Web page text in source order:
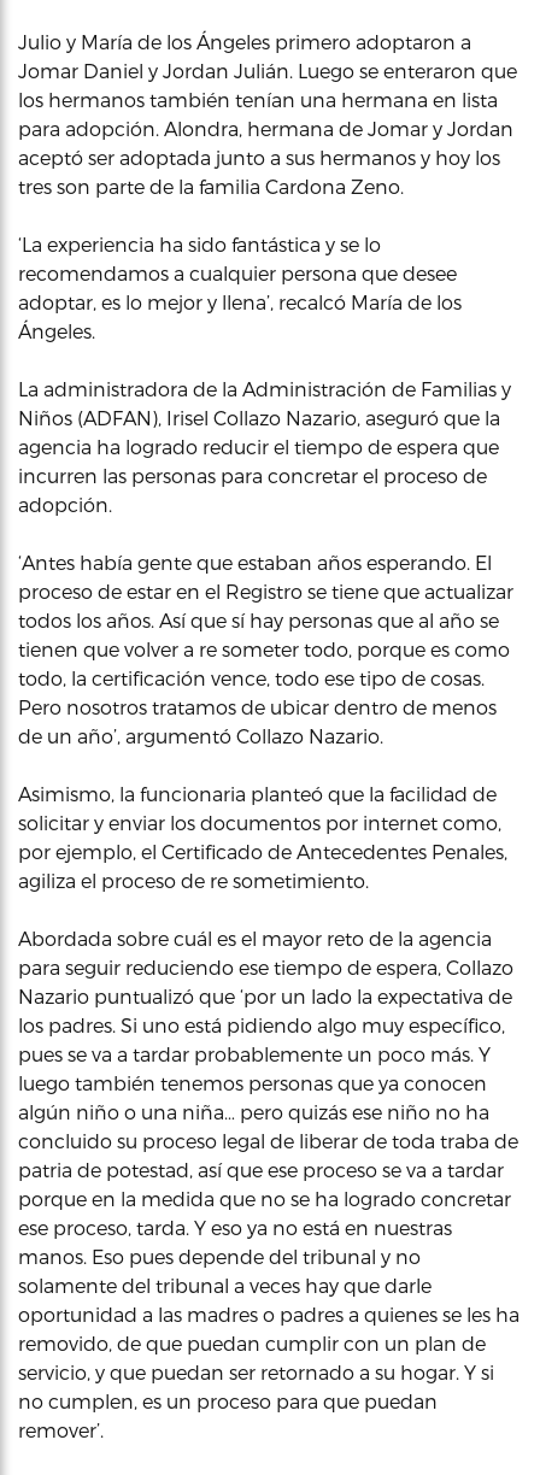
Julio y María de los Ángeles primero adoptaron a
Jomar Daniel y Jordan Julián. Luego se enteraron que
los hermanos también tenían una hermana en lista
para adopción. Alondra, hermana de Jomar y Jordan
aceptó ser adoptada junto a sus hermanos y hoy los
tres son parte de la familia Cardona Zeno.
‘La experiencia ha sido fantástica y se lo
recomendamos a cualquier persona que desee
adoptar, es lo mejor y llena’, recalcó María de los
Ángeles.
La administradora de la Administración de Familias y
Niños (ADFAN), Irisel Collazo Nazario, aseguró que la
agencia ha logrado reducir el tiempo de espera que
incurren las personas para concretar el proceso de
adopción.
‘Antes había gente que estaban años esperando. El
proceso de estar en el Registro se tiene que actualizar
todos los años. Así que sí hay personas que al año se
tienen que volver a re someter todo, porque es como
todo, la certificación vence, todo ese tipo de cosas.
Pero nosotros tratamos de ubicar dentro de menos
de un año’, argumentó Collazo Nazario.
Asimismo, la funcionaria planteó que la facilidad de
solicitar y enviar los documentos por internet como,
por ejemplo, el Certificado de Antecedentes Penales,
agiliza el proceso de re sometimiento.
Abordada sobre cuál es el mayor reto de la agencia
para seguir reduciendo ese tiempo de espera, Collazo
Nazario puntualizó que ‘por un lado la expectativa de
los padres. Si uno está pidiendo algo muy específico,
pues se va a tardar probablemente un poco más. Y
luego también tenemos personas que ya conocen
algún niño o una niña… pero quizás ese niño no ha
concluido su proceso legal de liberar de toda traba de
patria de potestad, así que ese proceso se va a tardar
porque en la medida que no se ha logrado concretar
ese proceso, tarda. Y eso ya no está en nuestras
manos. Eso pues depende del tribunal y no
solamente del tribunal a veces hay que darle
oportunidad a las madres o padres a quienes se les ha
removido, de que puedan cumplir con un plan de
servicio, y que puedan ser retornado a su hogar. Y si
no cumplen, es un proceso para que puedan
remover’.